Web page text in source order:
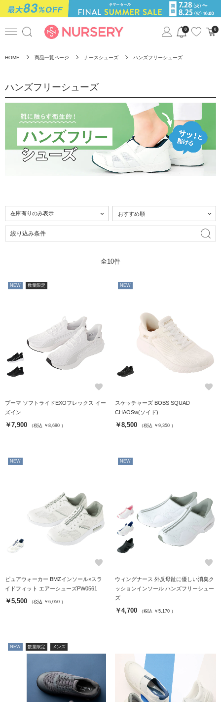
0 0
HOME 商品一覧ページ ナースシューズ ハンズフリーシューズ
ハンズフリーシューズ
絞り込み条件
全10件
NEW 数量限定
favorite
プーマ ソフトライドEXOフレックス イー
ズイン
￥7,900 （税込 ￥8,690 ）
NEW
favorite
スケッチャーズ BOBS SQUAD
CHAOSw(ソイド)
￥8,500 （税込 ￥9,350 ）
NEW
favorite
ピュアウォーカー BMZインソール×スラ
イドフィット エアーシューズPW0561
￥5,500 （税込 ￥6,050 ）
NEW
favorite
ウィングナース 外反母趾に優しい消臭ク
ッションインソール ハンズフリーシュー
ズ
￥4,700 （税込 ￥5,170 ）
NEW 数量限定 メンズ